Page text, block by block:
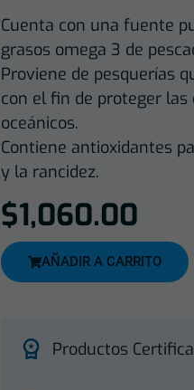
Cuenta con una fuente
grasos omega 3 de
Proviene de pesquerías
con el fin de proteger
oceánicos.
Contiene antioxidantes
y la rancidez.
$1,060.00
AÑADIR A CARRITO
Productos